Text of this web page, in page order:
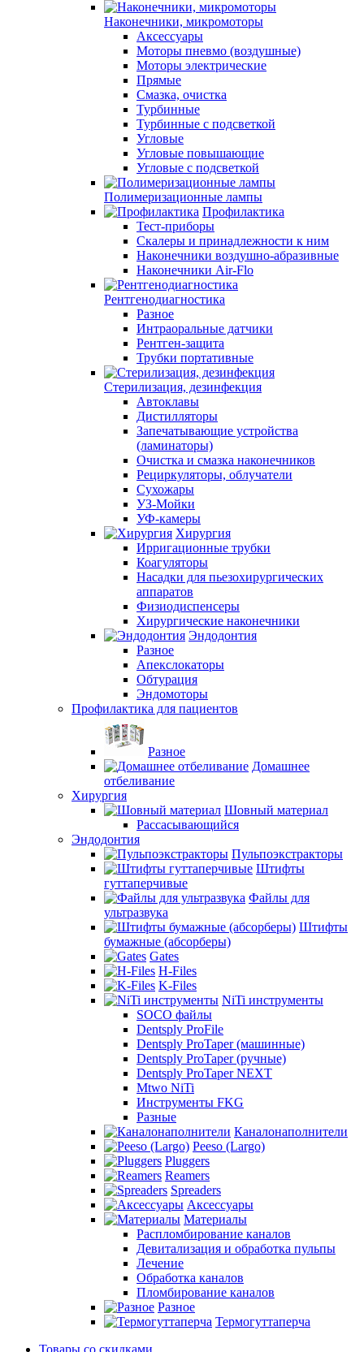
Наконечники, микромоторы
Аксессуары
Моторы пневмо (воздушные)
Моторы электрические
Прямые
Смазка, очистка
Турбинные
Турбинные с подсветкой
Угловые
Угловые повышающие
Угловые с подсветкой
Полимеризационные лампы
Профилактика
Тест-приборы
Скалеры и принадлежности к ним
Наконечники воздушно-абразивные
Наконечники Air-Flo
Рентгенодиагностика
Разное
Интраоральные датчики
Рентген-защита
Трубки портативные
Стерилизация, дезинфекция
Автоклавы
Дистилляторы
Запечатывающие устройства
(ламинаторы)
Очистка и смазка наконечников
Рециркуляторы, облучатели
Сухожары
УЗ-Мойки
УФ-камеры
Хирургия
Ирригационные трубки
Коагуляторы
Насадки для пьезохирургических
аппаратов
Физиодиспенсеры
Хирургические наконечники
Эндодонтия
Разное
Апекслокаторы
Обтурация
Эндомоторы
Профилактика для пациентов
Разное
Домашнее
отбеливание
Хирургия
Шовный материал
Рассасывающийся
Эндодонтия
Пульпоэкстракторы
Штифты
гуттаперчивые
Файлы для
ультразвука
Штифты
бумажные (абсорберы)
Gates
H-Files
K-Files
NiTi инструменты
SOCO файлы
Dentsply ProFile
Dentsply ProTaper (машинные)
Dentsply ProTaper (ручные)
Dentsply ProTaper NEXT
Mtwo NiTi
Инструменты FKG
Разные
Каналонаполнители
Peeso (Largo)
Pluggers
Reamers
Spreaders
Аксессуары
Материалы
Распломбирование каналов
Девитализация и обработка пульпы
Лечение
Обработка каналов
Пломбирование каналов
Разное
Термогуттаперча
Товары со скидками